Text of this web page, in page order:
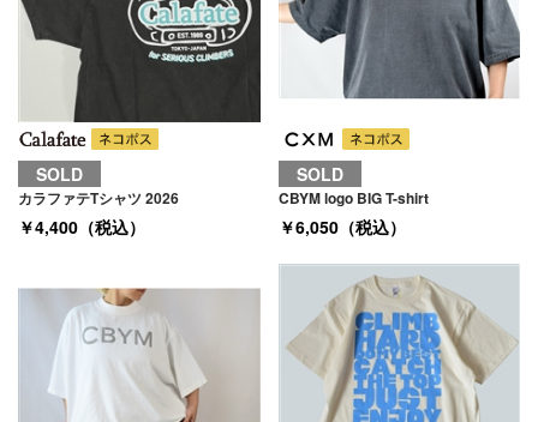
SOLD
カラファテTシャツ 2026
￥4,400（税込）
SOLD
CBYM logo BIG T-shirt
￥6,050（税込）